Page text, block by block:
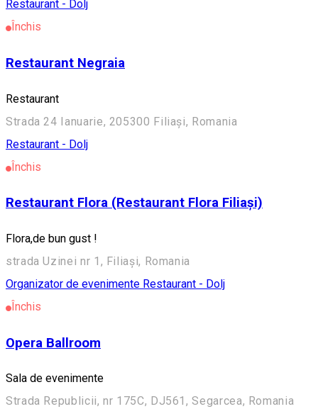
Restaurant - Dolj
Închis
Restaurant Negraia
Restaurant
Strada 24 Ianuarie, 205300 Filiași, Romania
Restaurant - Dolj
Închis
Restaurant Flora (Restaurant Flora Filiași)
Flora,de bun gust !
strada Uzinei nr 1, Filiași, Romania
Organizator de evenimente Restaurant - Dolj
Închis
Opera Ballroom
Sala de evenimente
Strada Republicii, nr 175C, DJ561, Segarcea, Romania